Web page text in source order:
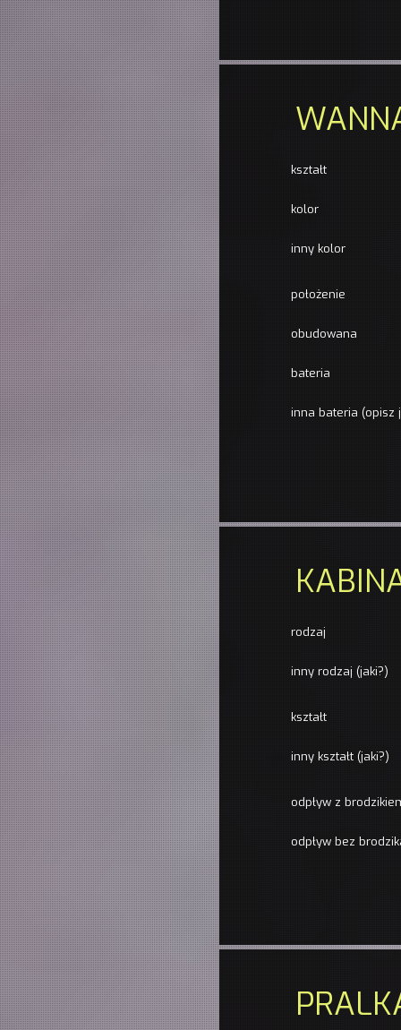
kształt
kolor
inny kolor
położenie
obudowana
bateria
inna bateria (opisz
rodzaj
inny rodzaj (jaki?)
kształt
inny kształt (jaki?)
odpływ z
odpływ bez